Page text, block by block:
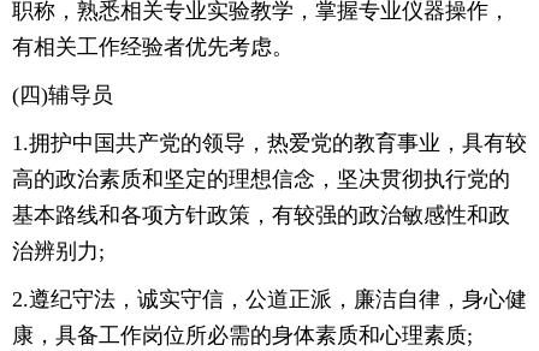
职称，熟悉相关专业实验教学，掌握专业仪器操作，
有相关工作经验者优先考虑。
(四)辅导员
1.拥护中国共产党的领导，热爱党的教育事业，具有较
高的政治素质和坚定的理想信念，坚决贯彻执行党的
基本路线和各项方针政策，有较强的政治敏感性和政
治辨别力;
2.遵纪守法，诚实守信，公道正派，廉洁自律，身心健
康，具备工作岗位所必需的身体素质和心理素质;